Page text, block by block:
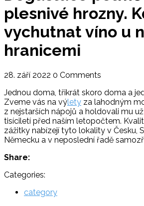
plesnivé hrozny.
vychutnat víno u
hranicemi
28. září 2022 0 Comments
Jednou doma, třikrát skoro doma a
Zveme vás na výlety za lahodným
z nejstarších nápojů a holdovali mu
tisíciletí před naším letopočtem.
zážitky nabízejí tyto lokality v Česku,
Německu a v neposlední řadě
Share:
Categories:
category